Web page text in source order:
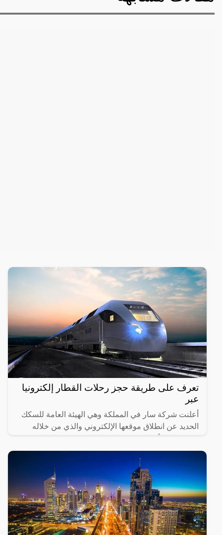
تعرف على طريقة حجز رحلات القطار إلكترونيا
عبر
أعلنت شركة سار في المملكة وهي الهيئة العامة للسكك
الحديد عن انطلاق موقعها الإلكتروني والذي من خلاله
المختلفة لها،